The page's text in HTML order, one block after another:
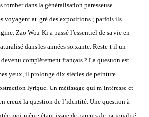
tomber dans la généralisation paresseuse.
voyagent au gré des expositions ; parfois ils
Zao Wou-Ki a passé l’essentiel de sa vie en
dans les années soixante. Reste-t-il un
complètement français ? La question est
yeux, il prolonge dix siècles de peinture
lyrique. Un métissage qui m’intéresse et
creux la question de l’identité. Une question à
moi-même étant issue de parents de nationalité